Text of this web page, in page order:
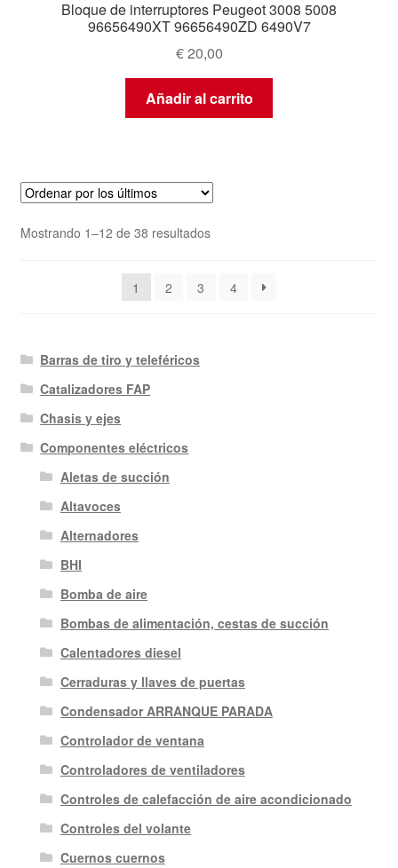
Bloque de interruptores Peugeot 3008 5008
96656490XT 96656490ZD 6490V7
€20,00
Añadir al carrito
Mostrando 1–12 de 38 resultadosOrdenado
últimos
1 2 3 4
Barras de tiro y teleféricos
Catalizadores FAP
Chasis y ejes
Componentes eléctricos
Aletas de succión
Altavoces
Alternadores
BHI
Bomba de aire
Bombas de alimentación, cestas de succión
Calentadores diesel
Cerraduras y llaves de puertas
Condensador ARRANQUE PARADA
Controlador de ventana
Controladores de ventiladores
Controles de calefacción de aire acondicionado
Controles del volante
Cuernos cuernos